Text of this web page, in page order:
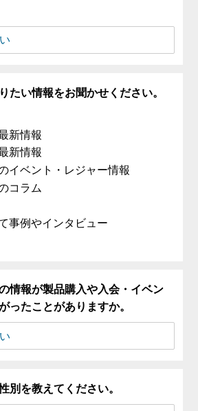
たい情報をお聞かせください。
新情報
新情報
イベント・レジャー情報
コラム
事例やインタビュー
情報が製品購入や入会・イベン
ったことがありますか。
別を教えてください。